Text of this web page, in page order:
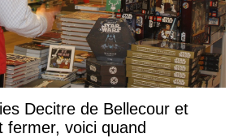
Decitre de Bellecour et
fermer, voici quand